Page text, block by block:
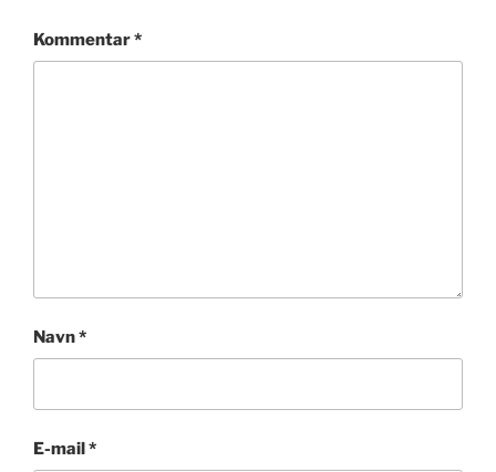
Kommentar*
Navn*
E-mail*